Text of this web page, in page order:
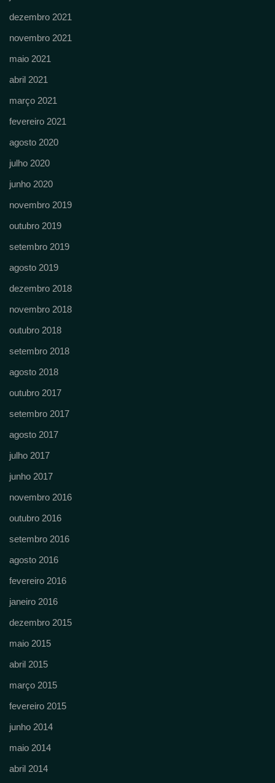
dezembro 2021
novembro 2021
maio 2021
abril 2021
março 2021
fevereiro 2021
agosto 2020
julho 2020
junho 2020
novembro 2019
outubro 2019
setembro 2019
agosto 2019
dezembro 2018
novembro 2018
outubro 2018
setembro 2018
agosto 2018
outubro 2017
setembro 2017
agosto 2017
julho 2017
junho 2017
novembro 2016
outubro 2016
setembro 2016
agosto 2016
fevereiro 2016
janeiro 2016
dezembro 2015
maio 2015
abril 2015
março 2015
fevereiro 2015
junho 2014
maio 2014
abril 2014